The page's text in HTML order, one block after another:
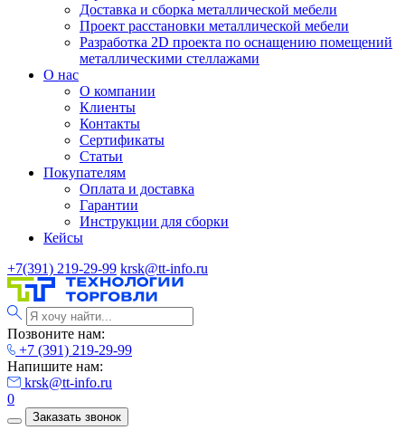
Доставка и сборка металлической мебели
Проект расстановки металлической мебели
Разработка 2D проекта по оснащению помещений
металлическими стеллажами
О нас
О компании
Клиенты
Контакты
Сертификаты
Статьи
Покупателям
Оплата и доставка
Гарантии
Инструкции для сборки
Кейсы
+7(391) 219-29-99 krsk@tt-info.ru
Позвоните нам:
+7 (391) 219-29-99
Напишите нам:
krsk@tt-info.ru
0
Заказать звонок